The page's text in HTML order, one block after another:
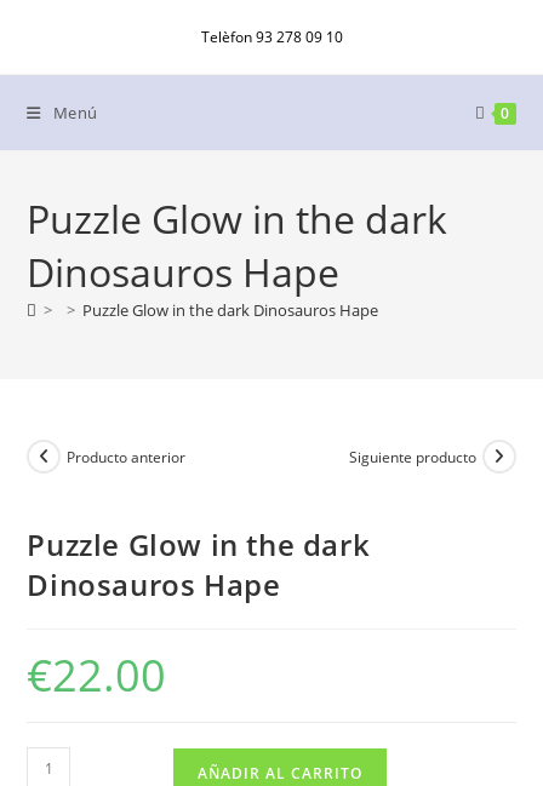
contenido
Telèfon 93 278 09 10
Menú 0
Puzzle Glow in the dark
Dinosauros Hape
> > Puzzle Glow in the dark Dinosauros Hape
Producto anterior Siguiente producto
Puzzle Glow in the dark
Dinosauros Hape
€22.00
Puzzle
AÑADIR AL CARRITO